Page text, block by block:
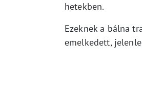
hetekben.
Ezeknek a bálna
emelkedett,